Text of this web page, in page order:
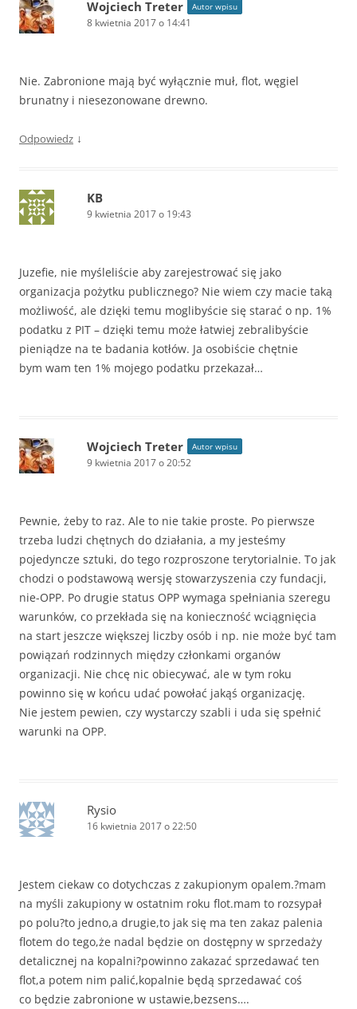
Wojciech Treter Autor wpisu
8 kwietnia 2017 o 14:41
Nie. Zabronione mają być wyłącznie muł, flot, węgiel
brunatny i niesezonowane drewno.
Odpowiedz ↓
KB
9 kwietnia 2017 o 19:43
Juzefie, nie myśleliście aby zarejestrować się jako
organizacja pożytku publicznego? Nie wiem czy macie taką
możliwość, ale dzięki temu moglibyście się starać o np. 1%
podatku z PIT – dzięki temu może łatwiej zebralibyście
pieniądze na te badania kotłów. Ja osobiście chętnie
bym wam ten 1% mojego podatku przekazał…
Wojciech Treter Autor wpisu
9 kwietnia 2017 o 20:52
Pewnie, żeby to raz. Ale to nie takie proste. Po pierwsze
trzeba ludzi chętnych do działania, a my jesteśmy
pojedyncze sztuki, do tego rozproszone terytorialnie. To jak
chodzi o podstawową wersję stowarzyszenia czy fundacji,
nie-OPP. Po drugie status OPP wymaga spełniania szeregu
warunków, co przekłada się na konieczność wciągnięcia
na start jeszcze większej liczby osób i np. nie może być tam
powiązań rodzinnych między członkami organów
organizacji. Nie chcę nic obiecywać, ale w tym roku
powinno się w końcu udać powołać jakąś organizację.
Nie jestem pewien, czy wystarczy szabli i uda się spełnić
warunki na OPP.
Rysio
16 kwietnia 2017 o 22:50
Jestem ciekaw co dotychczas z zakupionym opalem.?mam
na myśli zakupiony w ostatnim roku flot.mam to rozsypał
po polu?to jedno,a drugie,to jak się ma ten zakaz palenia
flotem do tego,że nadal będzie on dostępny w sprzedaży
detalicznej na kopalni?powinno zakazać sprzedawać ten
flot,a potem nim palić,kopalnie będą sprzedawać coś
co będzie zabronione w ustawie,bezsens….